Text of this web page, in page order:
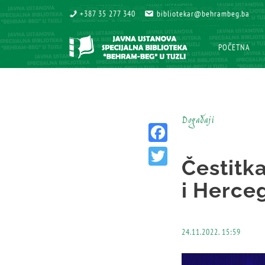
+387 35 277 340
+387 35 277 340 bibliotekar@behrambeg.ba
bibliotekar@behrambeg.ba
POČETNA
POČETNA
Događaji
Facebook
i
24.11.2022. 15:59